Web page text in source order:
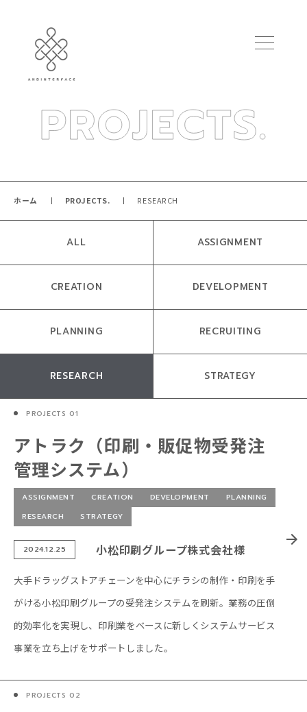
ホーム PROJECTS. RESEARCH
ALL ASSIGNMENT
CREATION DEVELOPMENT
PLANNING RECRUITING
RESEARCH STRATEGY
アトラク（印刷・販促物受発注
管理システム）
ASSIGNMENT CREATION DEVELOPMENT
PLANNING
RESEARCH
STRATEGY
2024.12.25 小松印刷グループ株式会社様
大手ドラッグストアチェーンを中心にチラシの制作・印刷を手
がける小松印刷グループの受発注システムを刷新。業務の圧倒
的効率化を実現し、印刷業をベースに新しくシステムサービス
事業を立ち上げをサポートしました。